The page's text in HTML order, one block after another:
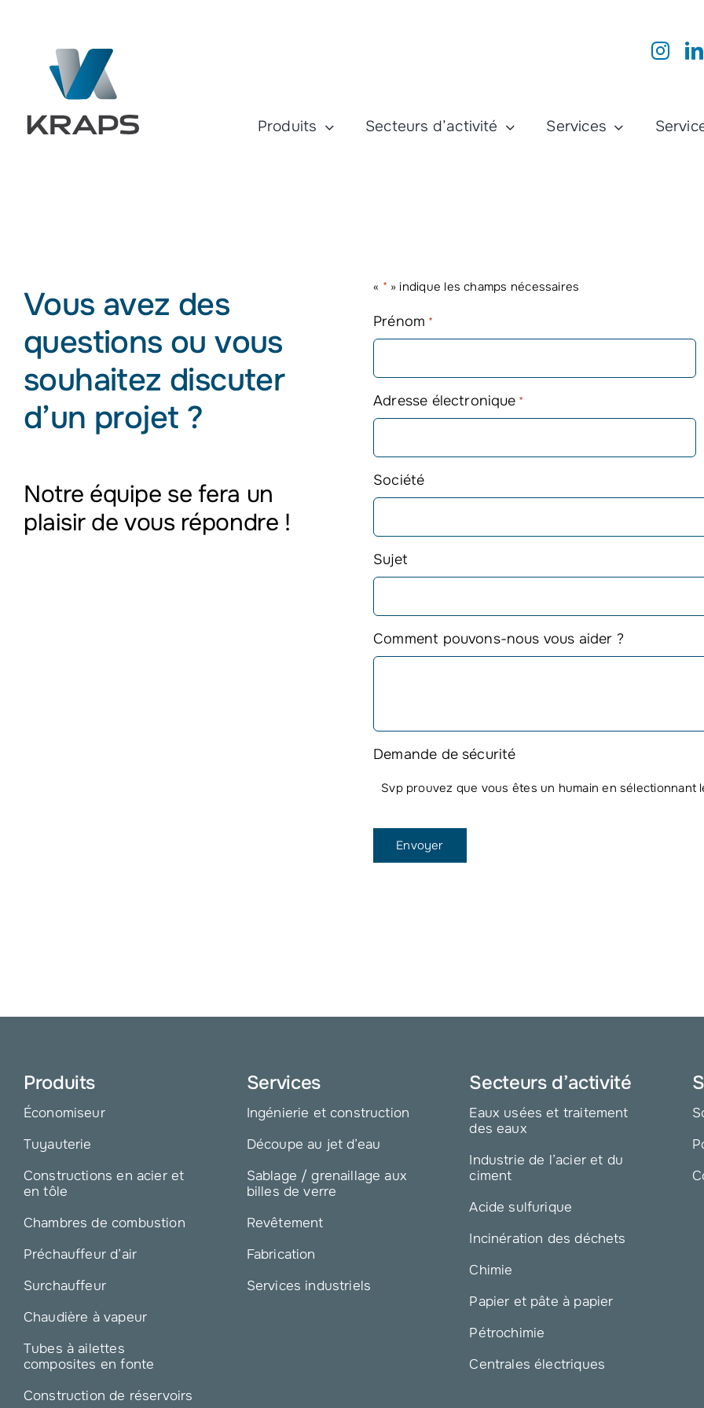
content
Produits Secteurs d’activité Services
Vous avez des
questions ou vous
souhaitez discuter
d’un projet ?
Notre équipe se fera un
plaisir de vous répondre !
« * » indique les champs nécessaires
Prénom *
Adresse électronique *
Société
Sujet
Comment pouvons-nous vous aider ?
Demande de sécurité
Svp prouvez que vous êtes un humain en sélectionnant
Produits
Économiseur
Tuyauterie
Constructions en acier et
en tôle
Chambres de combustion
Préchauffeur d’air
Surchauffeur
Chaudière à vapeur
Tubes à ailettes
composites en fonte
Construction de réservoirs
Services
Ingénierie et construction
Découpe au jet d’eau
Sablage / grenaillage aux
billes de verre
Revêtement
Fabrication
Services industriels
Secteurs d’activité
Eaux usées et traitement
des eaux
Industrie de l’acier et du
ciment
Acide sulfurique
Incinération des déchets
Chimie
Papier et pâte à papier
Pétrochimie
Centrales électriques